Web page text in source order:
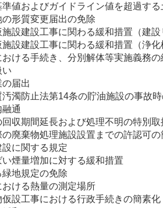
値およびガイドライン値を超過す
形質変更届出の免除
設建設工事に関わる緩和措置（建設
設建設工事に関わる緩和措置（浄化
ける手続き、分別解体等実施義務の
い
届出
濁防止法第14条の貯油施設の事故
通
収期間延長および処理不明の特別取
廃棄物処理施設設置までの許認可の
に関する規定
煙量増加に対する緩和措置
地規定の免除
ける熱量の測定場所
設工事における行政手続きの簡素化